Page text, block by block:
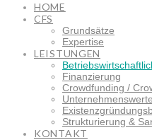
HOME
CFS
Grundsätze
Expertise
LEISTUNGEN
Finanzierung
Crowdfunding /
Unternehmenswerte
Strukturierung &
KONTAKT